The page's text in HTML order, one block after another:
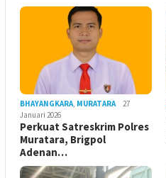
BHAYANGKARA, MURATARA
27
Januari 2026
Perkuat Satreskrim Polres
Muratara, Brigpol
Adenan…